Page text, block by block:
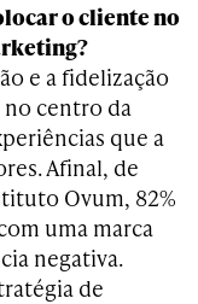
o cliente no
e a fidelização
centro da
que a
Afinal, de
Ovum, 82%
uma marca
negativa.
de